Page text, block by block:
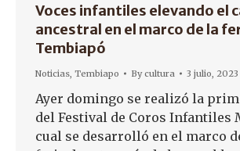
Voces infantiles elevando el
ancestral en el marco de la
Tembiapó
Noticias Tembiapo Bycultura 3 julio, 2023
Ayer domingo se realizó la
del Festival de Coros Infantiles
cual se desarrolló en el marco